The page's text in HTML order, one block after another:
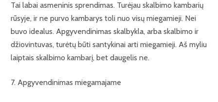
Tai labai asmeninis sprendimas. Turėjau skalbimo kambarių
rūsyje, ir ne purvo kambarys toli nuo visų miegamieji. Nei
buvo idealus. Apgyvendinimas skalbykla, arba skalbimo ir
džiovintuvas, turėtų būti santykinai arti miegamieji. Aš myliu
laiptais skalbimo kambarį, bet daugelis ne.
7. Apgyvendinimas miegamajame